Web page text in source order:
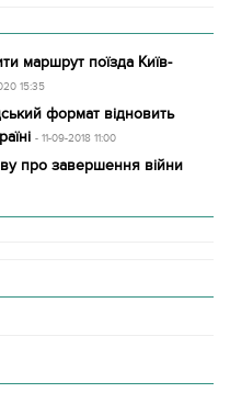
маршрут поїзда Київ-
15:35
формат відновить
- 11-09-2018 11:00
про завершення війни